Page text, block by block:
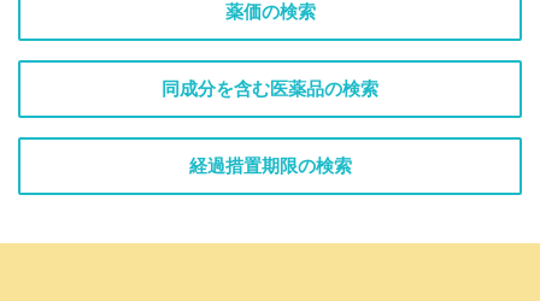
薬価の検索
同成分を含む医薬品の検索
経過措置期限の検索